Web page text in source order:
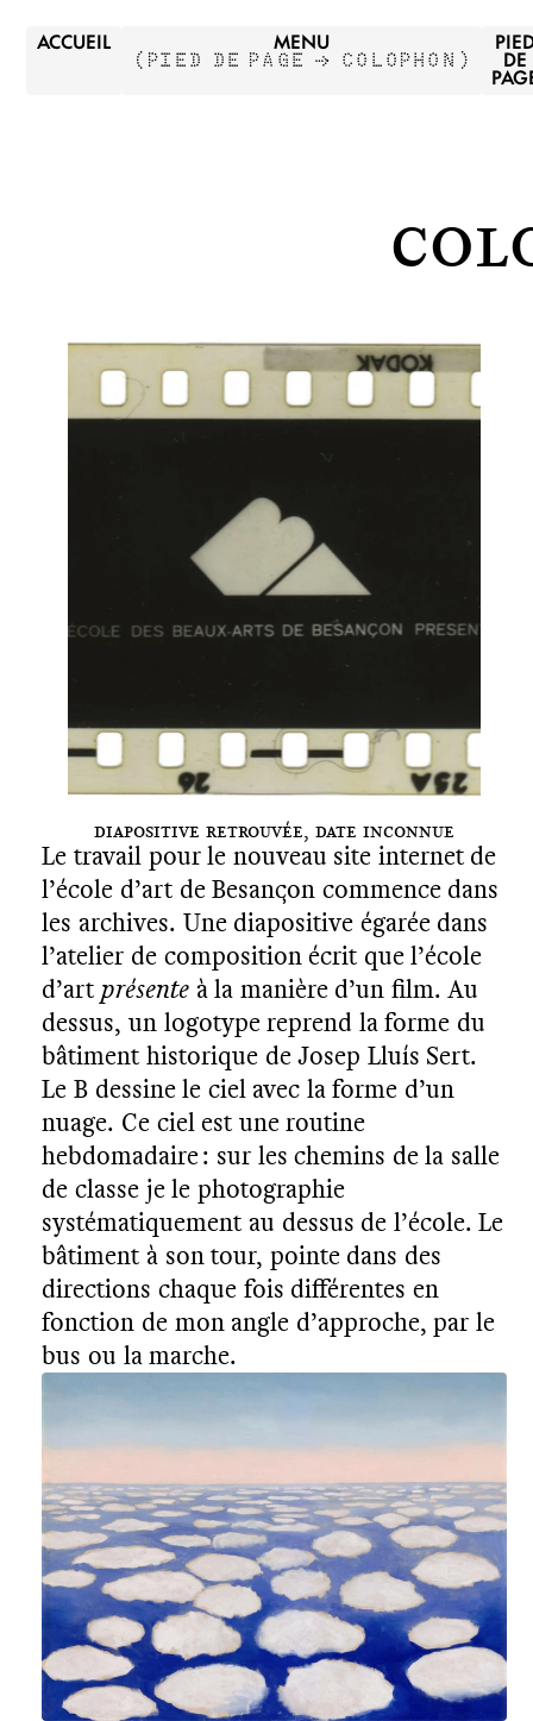
ACCUEIL MENU
( PIED DE PAGE → COLOPHON ) DE
Diapositive retrouvée, date inconnue
Le travail pour le nouveau site internet de
l’école d’art de Besançon commence dans
les archives. Une diapositive égarée dans
l’atelier de composition écrit que l’école
d’art présente à la manière d’un film. Au
dessus, un logotype reprend la forme du
bâtiment historique de Josep Lluís Sert.
Le B dessine le ciel avec la forme d’un
nuage. Ce ciel est une routine
hebdomadaire : sur les chemins de la salle
de classe je le photographie
systématiquement au dessus de l’école. Le
bâtiment à son tour, pointe dans des
directions chaque fois différentes en
fonction de mon angle d’approche, par le
bus ou la marche.